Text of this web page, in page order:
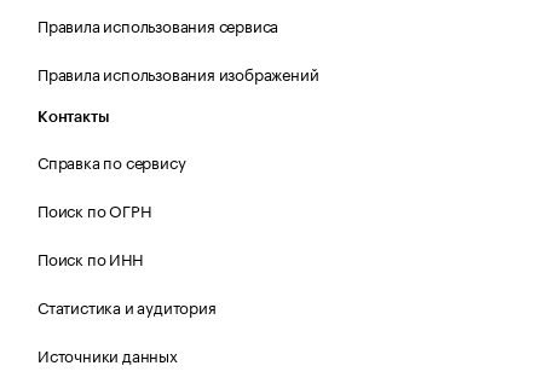
Правила использования сервиса
Правила использования изображений
Контакты
Справка по сервису
Поиск по ОГРН
Поиск по ИНН
Статистика и аудитория
Источники данных